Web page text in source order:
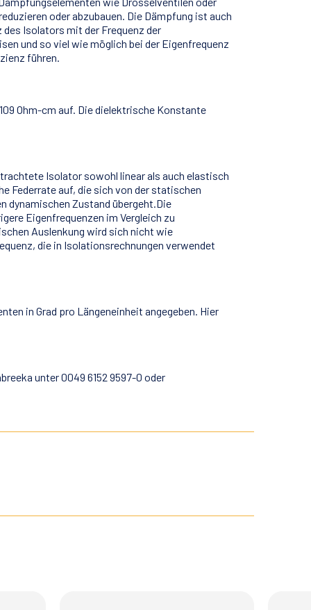
oder abzubauen. Die Dämpfung ist auch
Isolators mit der Frequenz der
und so viel wie möglich bei der Eigenfrequenz
führen.
Ohm-cm auf. Die dielektrische Konstante
Isolator sowohl linear als auch elastisch
Federrate auf, die sich von der statischen
dynamischen Zustand übergeht.Die
Eigenfrequenzen im Vergleich zu
Auslenkung wird sich nicht wie
die in Isolationsrechnungen verwendet
in Grad pro Längeneinheit angegeben. Hier
unter 0049 6152 9597-0 oder